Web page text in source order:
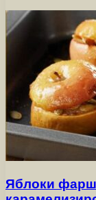
Яблоки